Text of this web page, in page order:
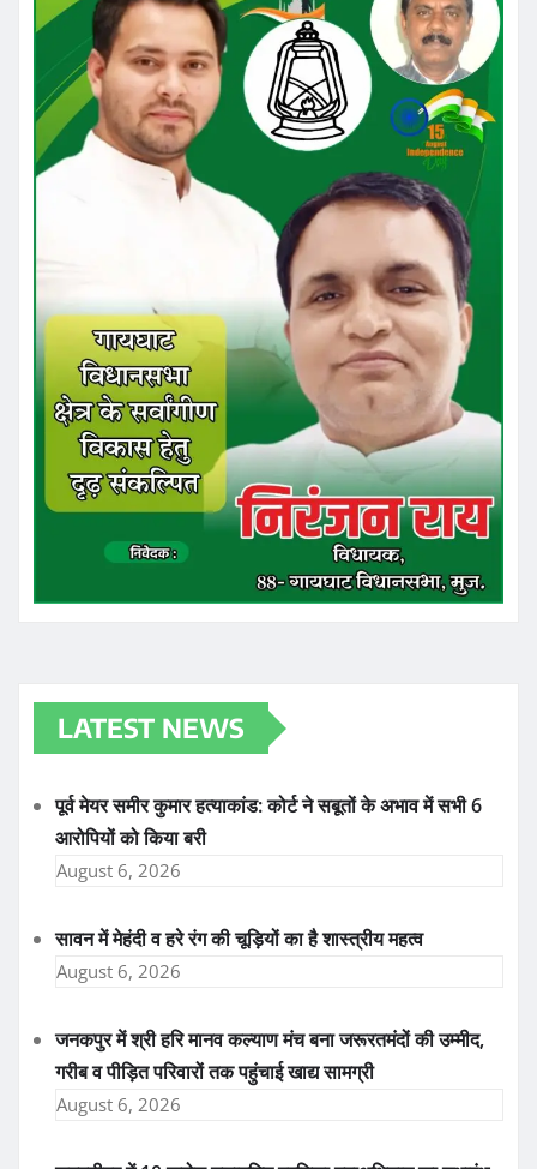
LATEST NEWS
पूर्व मेयर समीर कुमार हत्याकांड: कोर्ट ने सबूतों के अभाव में सभी 6
आरोपियों को किया बरी
August 6, 2026
सावन में मेहंदी व हरे रंग की चूड़ियों का है शास्त्रीय महत्व
August 6, 2026
जनकपुर में श्री हरि मानव कल्याण मंच बना जरूरतमंदों की उम्मीद,
गरीब व पीड़ित परिवारों तक पहुंचाई खाद्य सामग्री
August 6, 2026